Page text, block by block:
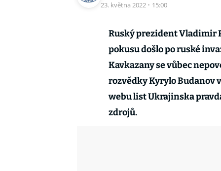
23. května 2022 · 15:00
Ruský prezident Vladimir
pokusu došlo po ruské
Kavkazany se vůbec
rozvědky Kyrylo Budanov
webu list Ukrajinska
zdrojů.